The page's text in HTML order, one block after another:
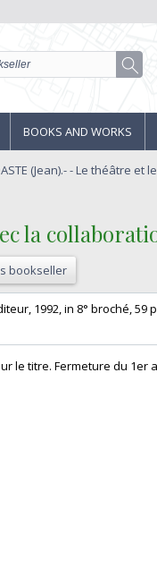
BOOKS AND WORKS
(Jean).- - Le théâtre et
la
bookseller
1992, in 8° broché,
le titre. Fermeture du 1er